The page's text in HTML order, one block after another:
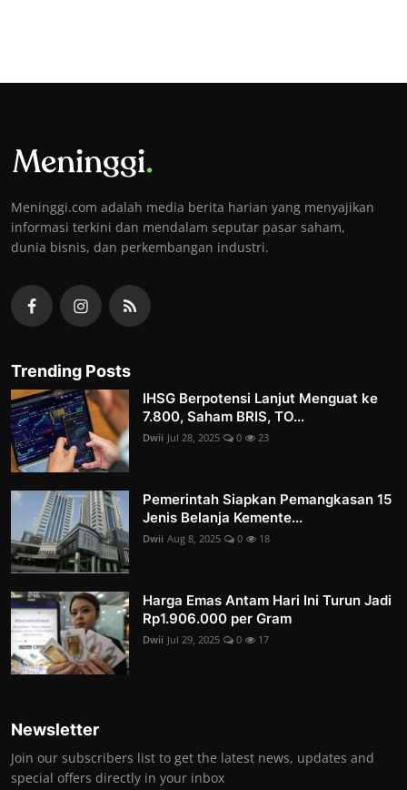
Meninggi.com adalah media berita harian yang menyajikan
informasi terkini dan mendalam seputar pasar saham,
dunia bisnis, dan perkembangan industri.
Trending Posts
IHSG Berpotensi Lanjut Menguat ke
7.800, Saham BRIS, TO...
Dwii Jul 28, 2025 0 23
Pemerintah Siapkan Pemangkasan 15
Jenis Belanja Kemente...
Dwii Aug 8, 2025 0 18
Harga Emas Antam Hari Ini Turun Jadi
Rp1.906.000 per Gram
Dwii Jul 29, 2025 0 17
Newsletter
Join our subscribers list to get the latest news, updates and
special offers directly in your inbox